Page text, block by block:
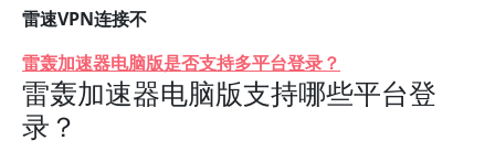
雷速VPN连接不
雷轰加速器电脑版是否支持多平台登录？
雷轰加速器电脑版支持哪些平台登
录？